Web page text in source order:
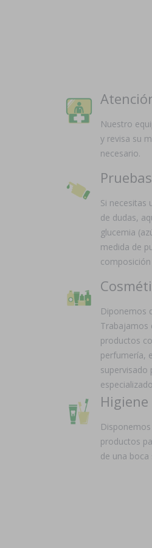
Nuestro
y revisa su
necesario.
Pruebas
Si necesitas
de dudas,
glucemia
medida de
Diponemos
Trabajamos
productos
perfumería,
supervisado
productos
de una boca